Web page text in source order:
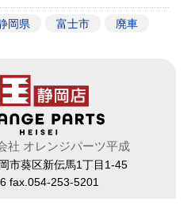
岡県 富士市 廃車
社 オレンジパーツ平成
市葵区新伝馬1丁目1-45
fax.054-253-5201